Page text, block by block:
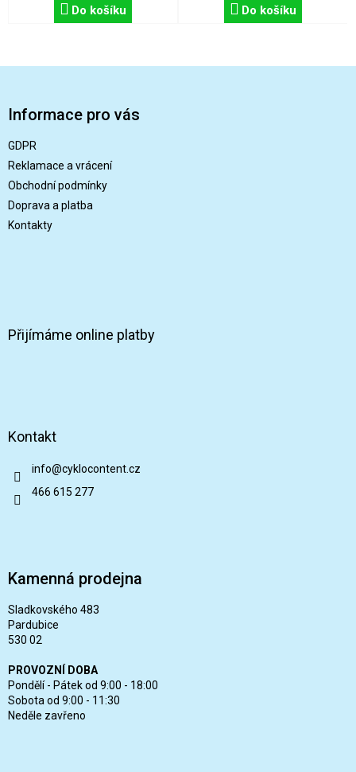
Do košíku Do košíku
Informace pro vás
GDPR
Reklamace a vrácení
Obchodní podmínky
Doprava a platba
Kontakty
Přijímáme online platby
Kontakt
info@cyklocontent.cz
466 615 277
Kamenná prodejna
Sladkovského 483
Pardubice
530 02
PROVOZNÍ DOBA
Pondělí - Pátek od 9:00 - 18:00
Sobota od 9:00 - 11:30
Neděle zavřeno